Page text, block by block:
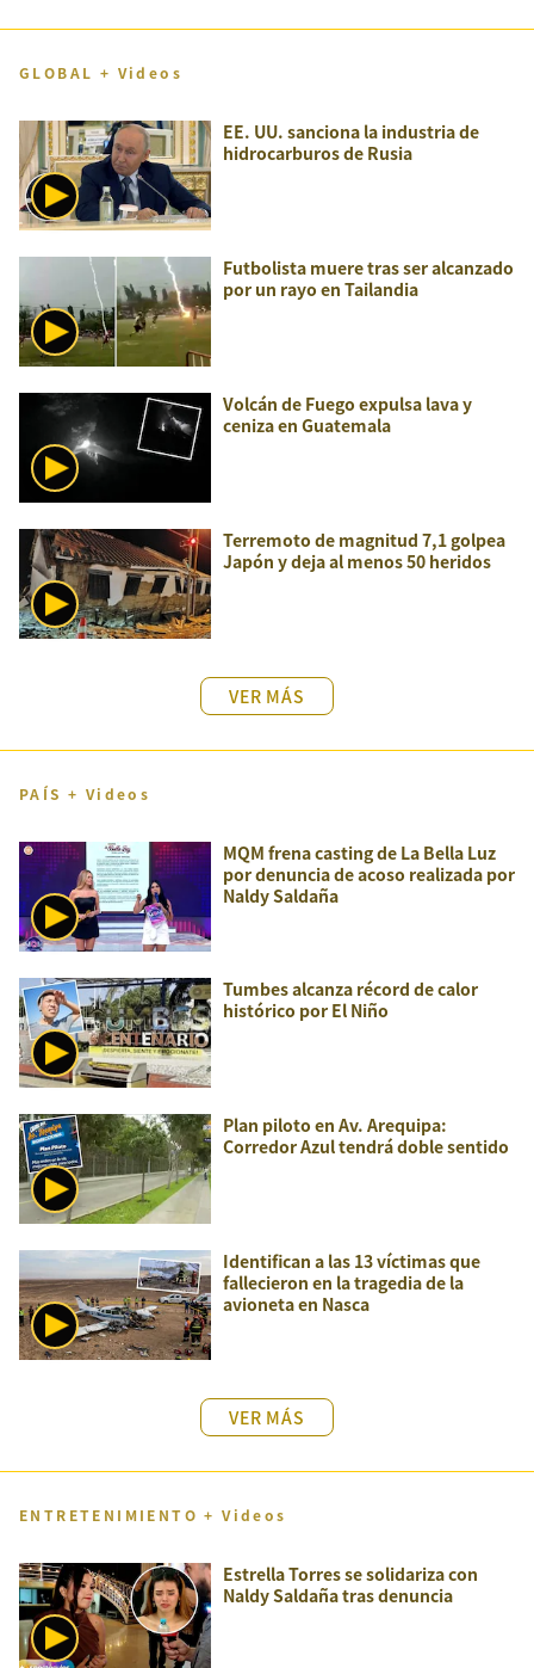
GLOBAL + Videos
EE. UU. sanciona la industria de
hidrocarburos de Rusia
Futbolista muere tras ser alcanzado
por un rayo en Tailandia
Volcán de Fuego expulsa lava y
ceniza en Guatemala
Terremoto de magnitud 7,1 golpea
Japón y deja al menos 50 heridos
VER MÁS
PAÍS + Videos
MQM frena casting de La Bella Luz
por denuncia de acoso realizada por
Naldy Saldaña
Tumbes alcanza récord de calor
histórico por El Niño
Plan piloto en Av. Arequipa:
Corredor Azul tendrá doble sentido
Identifican a las 13 víctimas que
fallecieron en la tragedia de la
avioneta en Nasca
VER MÁS
ENTRETENIMIENTO + Videos
Estrella Torres se solidariza con
Naldy Saldaña tras denuncia